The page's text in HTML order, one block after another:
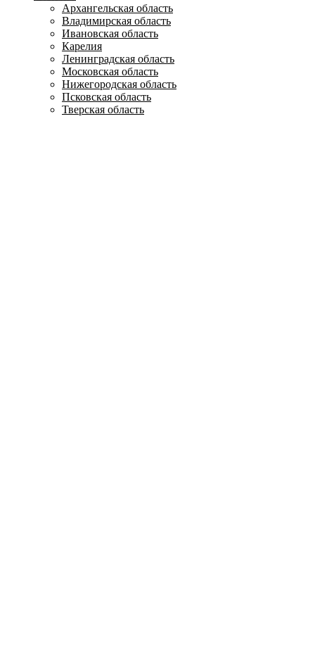
Архангельская область
Владимирская область
Ивановская область
Карелия
Ленинградская область
Московская область
Нижегородская область
Псковская область
Тверская область